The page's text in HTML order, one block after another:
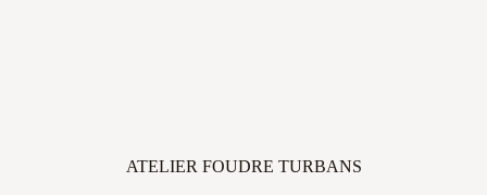
ATELIER FOUDRE TURBANS